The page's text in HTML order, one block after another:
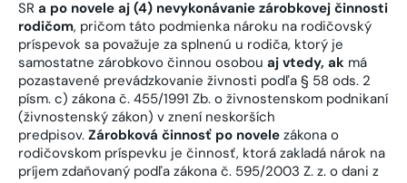
SR a po novele aj (4) nevykonávanie zárobkovej činnosti
rodičom, pričom táto podmienka nároku na rodičovský
príspevok sa považuje za splnenú u rodiča, ktorý je
samostatne zárobkovo činnou osobou aj vtedy, ak má
pozastavené prevádzkovanie živnosti podľa § 58 ods. 2
písm. c) zákona č. 455/1991 Zb. o živnostenskom podnikaní
(živnostenský zákon) v znení neskorších
predpisov. Zárobková činnosť po novele zákona o
rodičovskom príspevku je činnosť, ktorá zakladá nárok na
príjem zdaňovaný podľa zákona č. 595/2003 Z. z. o dani z